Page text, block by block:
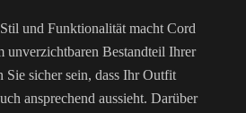
und Funktionalität macht Cord
unverzichtbaren Bestandteil Ihrer
Sie sicher sein, dass Ihr Outfit
ansprechend aussieht. Darüber